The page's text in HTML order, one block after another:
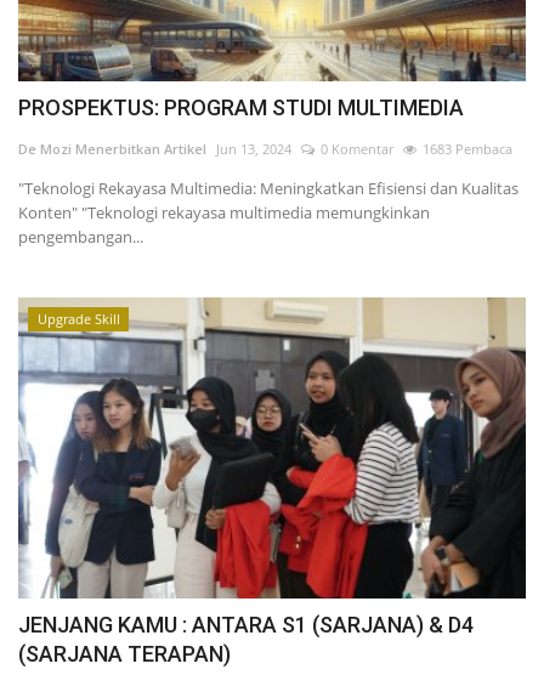
PROSPEKTUS: PROGRAM STUDI MULTIMEDIA
De Mozi Menerbitkan Artikel Jun 13, 2024 0 Komentar 1683 Pembaca
"Teknologi Rekayasa Multimedia: Meningkatkan Efisiensi dan Kualitas
Konten" "Teknologi rekayasa multimedia memungkinkan
pengembangan...
Upgrade Skill
JENJANG KAMU : ANTARA S1 (SARJANA) & D4
(SARJANA TERAPAN)